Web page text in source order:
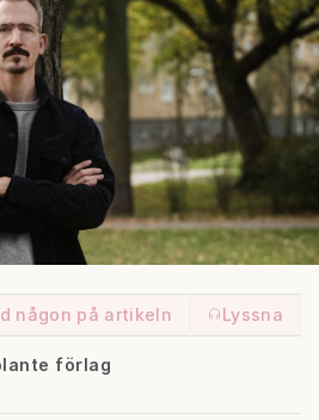
någon på artikeln
Lyssna
förlag